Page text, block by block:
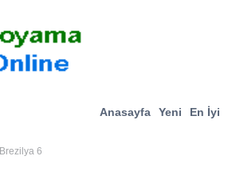
Anasayfa Yeni En İyi
Brezilya 6